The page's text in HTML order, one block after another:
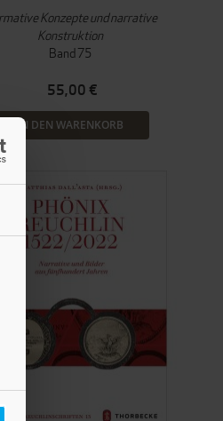
Konzepte und narrative
Konstruktion
Band 75
55,00 €
IN DEN WARENKORB